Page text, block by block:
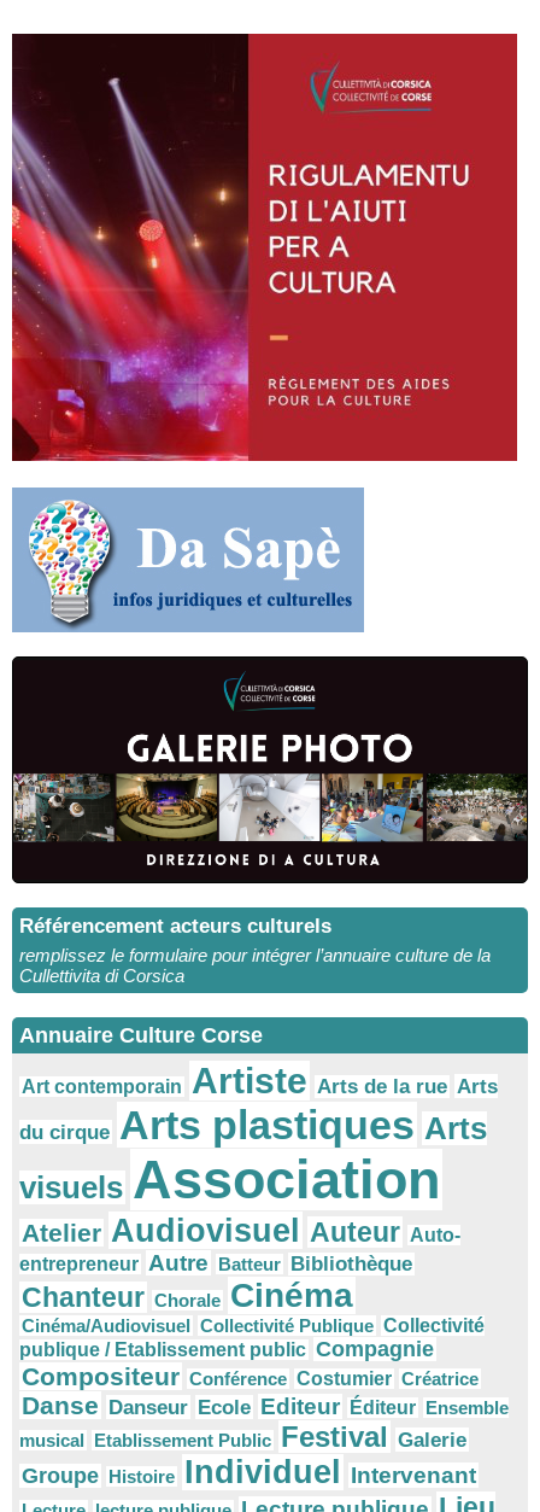
Référencement acteurs culturels
remplissez le formulaire pour intégrer l’annuaire culture de la
Cullettivita di Corsica
Annuaire Culture Corse
Art contemporain Artiste Arts de la rue Arts
du cirque Arts plastiques Arts
visuels Association
Atelier Audiovisuel Auteur Auto-
entrepreneur Autre Batteur Bibliothèque
Chanteur Chorale Cinéma
Cinéma/Audiovisuel Collectivité Publique Collectivité
publique / Etablissement public Compagnie
Compositeur Conférence Costumier Créatrice
Danse Danseur Ecole Editeur Éditeur Ensemble
musical Etablissement Public Festival Galerie
Groupe Histoire Individuel Intervenant